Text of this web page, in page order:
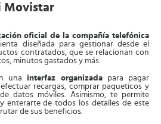
Movistar
oficial de la compañía telefónica
diseñada para gestionar desde el
contratados, que se relacionan con
minutos gastados y más.
una interfaz organizada para pagar
recargas, comprar paqueticos y
datos móviles. Asimismo, te permite
enterarte de todos los detalles de este
de sus beneficios.